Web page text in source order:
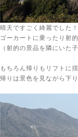
晴天ですごく綺麗でした
ゴーカートに乗ったり射
（射的の景品を隣にいた
もちろん帰りもリフトに
帰りは景色を見ながら下